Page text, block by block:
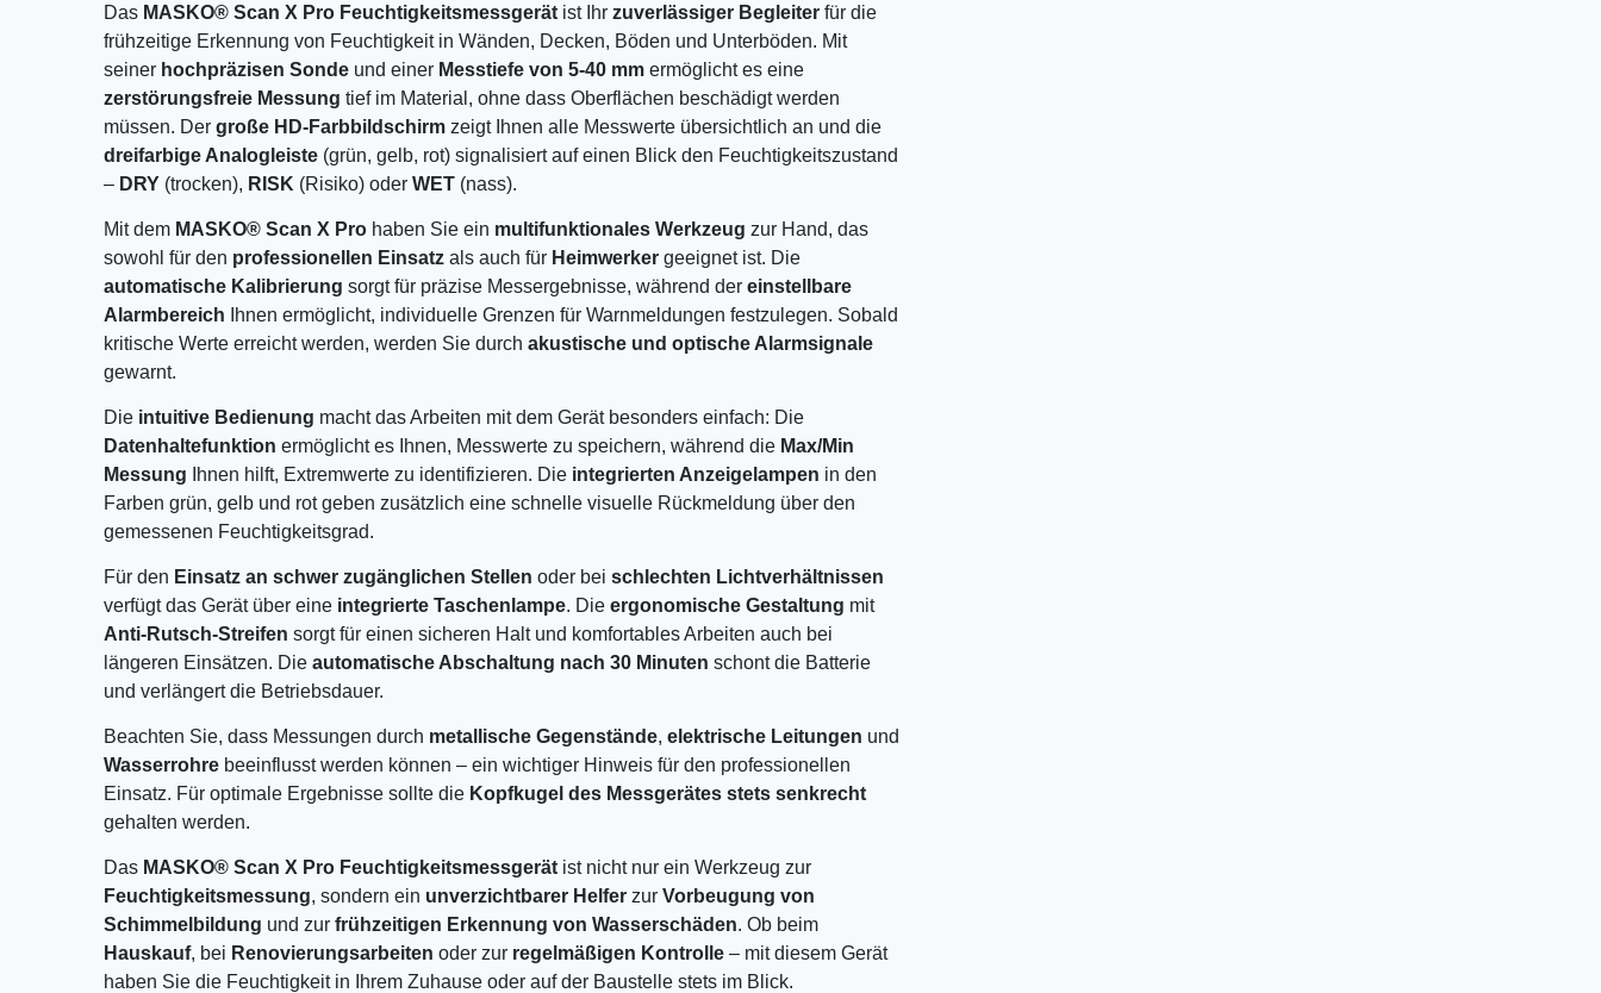
Das MASKO® Scan X Pro Feuchtigkeitsmessgerät ist Ihr zuverlässiger Begleiter für die
frühzeitige Erkennung von Feuchtigkeit in Wänden, Decken, Böden und Unterböden. Mit
seiner hochpräzisen Sonde und einer Messtiefe von 5-40 mm ermöglicht es eine
zerstörungsfreie Messung tief im Material, ohne dass Oberflächen beschädigt werden
müssen. Der große HD-Farbbildschirm zeigt Ihnen alle Messwerte übersichtlich an und die
dreifarbige Analogleiste (grün, gelb, rot) signalisiert auf einen Blick den Feuchtigkeitszustand
– DRY (trocken), RISK (Risiko) oder WET (nass).
Mit dem MASKO® Scan X Pro haben Sie ein multifunktionales Werkzeug zur Hand, das
sowohl für den professionellen Einsatz als auch für Heimwerker geeignet ist. Die
automatische Kalibrierung sorgt für präzise Messergebnisse, während der einstellbare
Alarmbereich Ihnen ermöglicht, individuelle Grenzen für Warnmeldungen festzulegen. Sobald
kritische Werte erreicht werden, werden Sie durch akustische und optische Alarmsignale
gewarnt.
Die intuitive Bedienung macht das Arbeiten mit dem Gerät besonders einfach: Die
Datenhaltefunktion ermöglicht es Ihnen, Messwerte zu speichern, während die Max/Min
Messung Ihnen hilft, Extremwerte zu identifizieren. Die integrierten Anzeigelampen in den
Farben grün, gelb und rot geben zusätzlich eine schnelle visuelle Rückmeldung über den
gemessenen Feuchtigkeitsgrad.
Für den Einsatz an schwer zugänglichen Stellen oder bei schlechten Lichtverhältnissen
verfügt das Gerät über eine integrierte Taschenlampe. Die ergonomische Gestaltung mit
Anti-Rutsch-Streifen sorgt für einen sicheren Halt und komfortables Arbeiten auch bei
längeren Einsätzen. Die automatische Abschaltung nach 30 Minuten schont die Batterie
und verlängert die Betriebsdauer.
Beachten Sie, dass Messungen durch metallische Gegenstände, elektrische Leitungen und
Wasserrohre beeinflusst werden können – ein wichtiger Hinweis für den professionellen
Einsatz. Für optimale Ergebnisse sollte die Kopfkugel des Messgerätes stets senkrecht
gehalten werden.
Das MASKO® Scan X Pro Feuchtigkeitsmessgerät ist nicht nur ein Werkzeug zur
Feuchtigkeitsmessung, sondern ein unverzichtbarer Helfer zur Vorbeugung von
Schimmelbildung und zur frühzeitigen Erkennung von Wasserschäden. Ob beim
Hauskauf, bei Renovierungsarbeiten oder zur regelmäßigen Kontrolle – mit diesem Gerät
haben Sie die Feuchtigkeit in Ihrem Zuhause oder auf der Baustelle stets im Blick.